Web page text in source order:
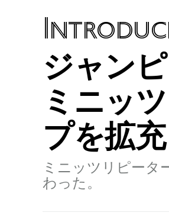
ジャン
ミニッ
プを拡充
ミニッツリピータ
わった。